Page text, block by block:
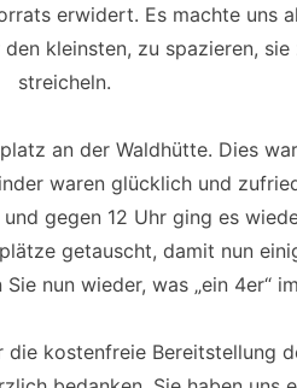
erwidert. Es machte uns
kleinsten, zu spazieren,
streicheln.
an der Waldhütte. Dies
waren glücklich und
gegen 12 Uhr ging es
getauscht, damit nun
nun wieder, was „ein 4er“
kostenfreie Bereitstellung